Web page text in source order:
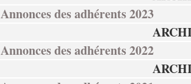
Annonces des adhérents 2023
Annonces des adhérents 2022